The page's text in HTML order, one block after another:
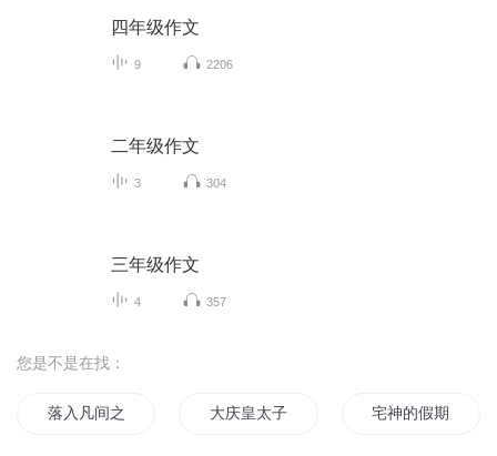
四年级作文
9 2206
二年级作文
3 304
三年级作文
4 357
您是不是在找：
落入凡间之女神的假期 大庆皇太子 宅神的假期